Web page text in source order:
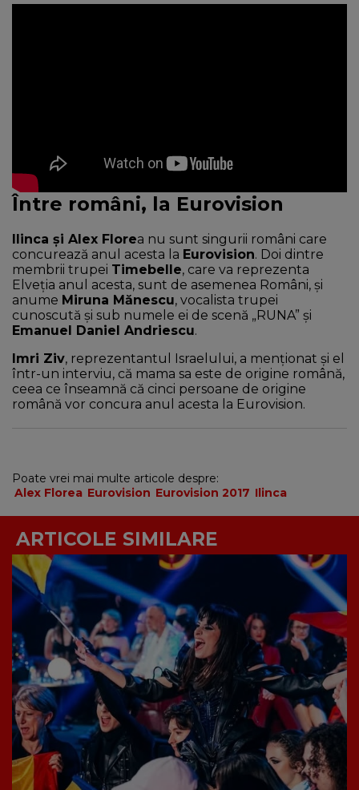
Între români, la Eurovision
Ilinca și Alex Florea nu sunt singurii români care
concurează anul acesta la Eurovision. Doi dintre
membrii trupei Timebelle, care va reprezenta
Elveția anul acesta, sunt de asemenea Români, și
anume Miruna Mănescu, vocalista trupei
cunoscută și sub numele ei de scenă „RUNA” și
Emanuel Daniel Andriescu.
Imri Ziv, reprezentantul Israelului, a menționat și el
într-un interviu, că mama sa este de origine română,
ceea ce înseamnă că cinci persoane de origine
română vor concura anul acesta la Eurovision.
Poate vrei mai multe articole despre:
Alex Florea Eurovision Eurovision 2017 Ilinca
ARTICOLE SIMILARE